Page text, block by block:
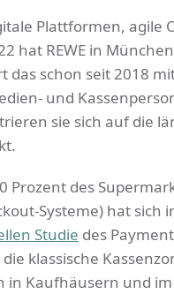
Plattformen, agile
hat REWE in
schon seit 2018
und
sie sich auf die
Prozent des
Systeme) hat
Studie des
klassische
in Kaufhäusern und